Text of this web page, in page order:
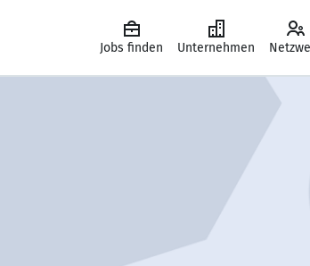
Jobs finden Unternehmen